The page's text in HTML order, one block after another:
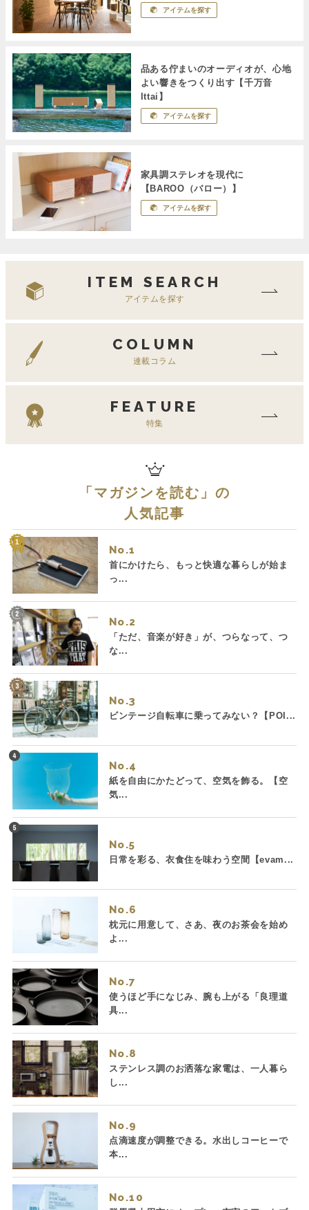
アイテムを探す
品ある佇まいのオーディオが、心地
よい響きをつくり出す【千万音
Ittai】
アイテムを探す
家具調ステレオを現代に
【BAROO（バロー）】
アイテムを探す
ITEM SEARCH
アイテムを探す
COLUMN
連載コラム
FEATURE
特集
「マガジンを読む 」の
人気記事
No.
首にかけたら、もっと快適な暮らしが始ま
っ...
No.
「ただ、音楽が好き」が、つらなって、つ
な...
No.
ビンテージ自転車に乗ってみない？【POI...
No.
紙を自由にかたどって、空気を飾る。【空
気...
No.
日常を彩る、衣食住を味わう空間【evam...
No.
枕元に用意して、さあ、夜のお茶会を始め
よ...
No.
使うほど手になじみ、腕も上がる「良理道
具...
No.
ステンレス調のお洒落な家電は、一人暮ら
し...
No.
点滴速度が調整できる。水出しコーヒーで
本...
No.